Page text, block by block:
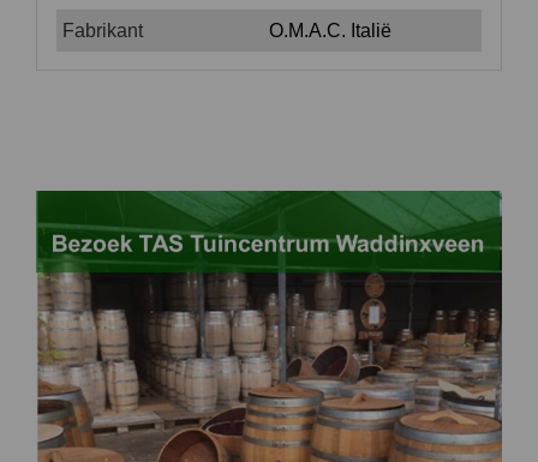
Fabrikant O.M.A.C. Italië